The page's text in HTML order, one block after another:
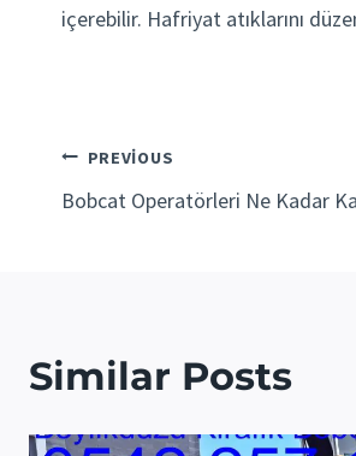
içerebilir. Hafriyat atıklarını
Yazı
gezinmesi
PREVIOUS
Bobcat Operatörleri Ne Kadar
Similar Posts